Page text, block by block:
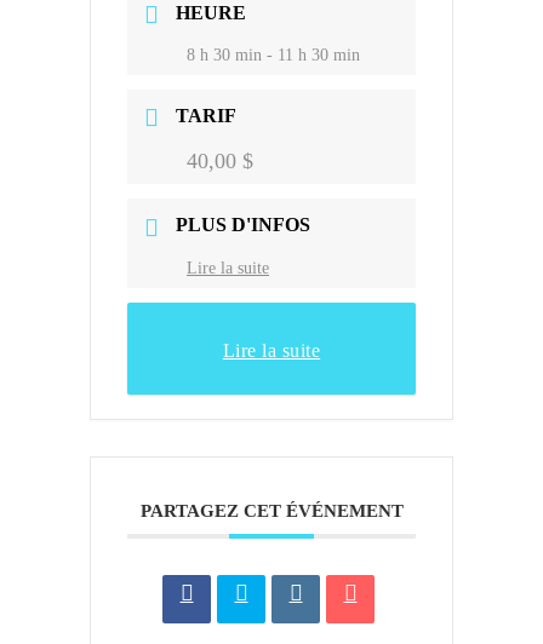
HEURE
8 h 30 min - 11 h 30 min
TARIF
40,00 $
PLUS D'INFOS
Lire la suite
Lire la suite
PARTAGEZ CET ÉVÉNEMENT